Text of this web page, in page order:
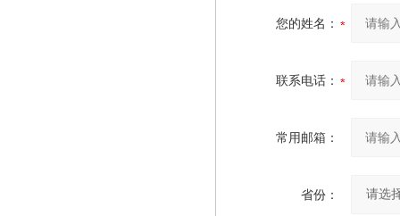
您的姓名：
联系电话：
常用邮箱：
省份：